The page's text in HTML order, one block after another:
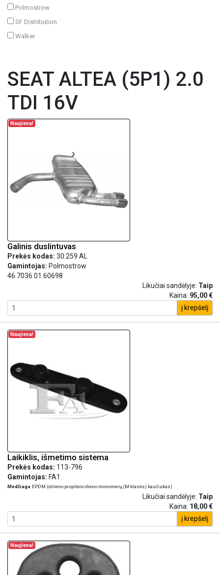
Polmostrow
SF Distribution
Walker
SEAT ALTEA (5P1) 2.0
TDI 16V
Naujiena!
Galinis duslintuvas
Prekės kodas: 30.259 AL
Gamintojas: Polmostrow
46.7036 01.60698
Likučiai sandėlyje: Taip
Kaina: 95,00 €
į krepšelį
Naujiena!
Laikiklis, išmetimo sistema
Prekės kodas: 113-796
Gamintojas: FA1
Medžiaga EPDM (etileno propileno dieno monomerų (M klasės) kaučiukas)
Likučiai sandėlyje: Taip
Kaina: 18,00 €
į krepšelį
Naujiena!